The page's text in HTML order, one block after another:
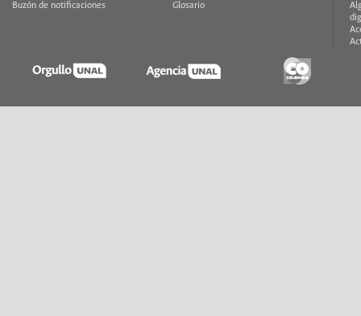
Buzón de notificaciones
Glosario